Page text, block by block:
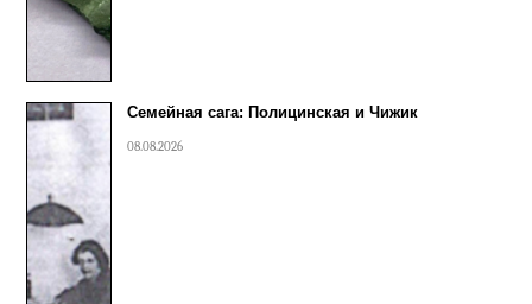
Семейная сага: Полицинская и Чижик
08.08.2026